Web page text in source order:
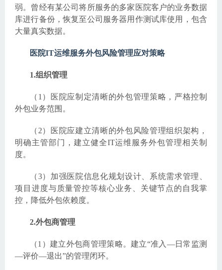
弱。曾经有某公司将所服务的多家医院客户的业务数据
库进行备份，恢复至公司服务器用作测试库使用，包含
大量真实数据。
医院IT运维服务外包风险管理应对策略
1.组织管理
（1）医院应制定清晰的外包管理策略，严格控制
外包业务范围。
（2）医院应建立清晰的外包风险管理组织架构，
明确主管部门，建立健全IT运维服务外包管理相关制
度。
（3）加强医院信息化规划设计、系统需求管理、
项目进度与质量管控等核心业务、关键节点的自我掌
控，降低外包依赖度。
2.外包商管理
（1）建立外包商管理策略。建立“准入—日常监测
—评价—退出”的管理闭环。